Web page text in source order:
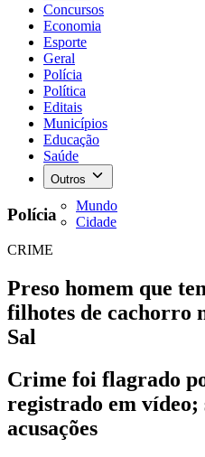
Concursos
Economia
Esporte
Geral
Polícia
Política
Editais
Municípios
Educação
Saúde
Outros
Mundo
Cidade
Polícia
CRIME
Preso homem que
filhotes de cachorro
Sal
Crime foi flagrado
registrado em vídeo;
acusações